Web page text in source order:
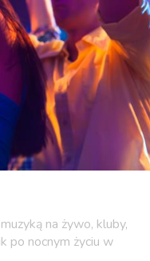
na żywo, kluby,
po nocnym życiu w